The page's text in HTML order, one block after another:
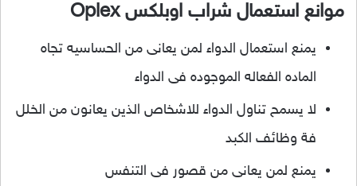
موانع استعمال شراب اوبلكس Oplex
يمنع استعمال الدواء لمن يعانى من الحساسيه تجاه
الماده الفعاله الموجوده فى الدواء
لا يسمح تناول الدواء للاشخاص الذين يعانون من الخلل
فة وظائف الكبد
يمنع لمن يعانى من قصور فى التنفس